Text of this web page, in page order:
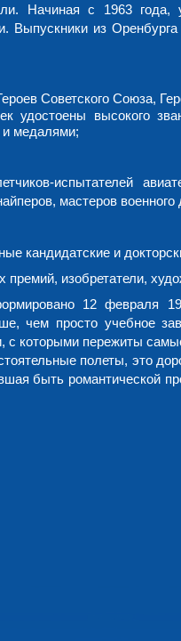
Начиная с 1963 года,
Выпускники из
Советского Союза,
удостоены высокого
и медалями;
испытателей
мастеров
кандидатские и
премий, изобретатели,
12 февраля
чем просто учебное
с которыми пережиты
полеты, это
быть романтической